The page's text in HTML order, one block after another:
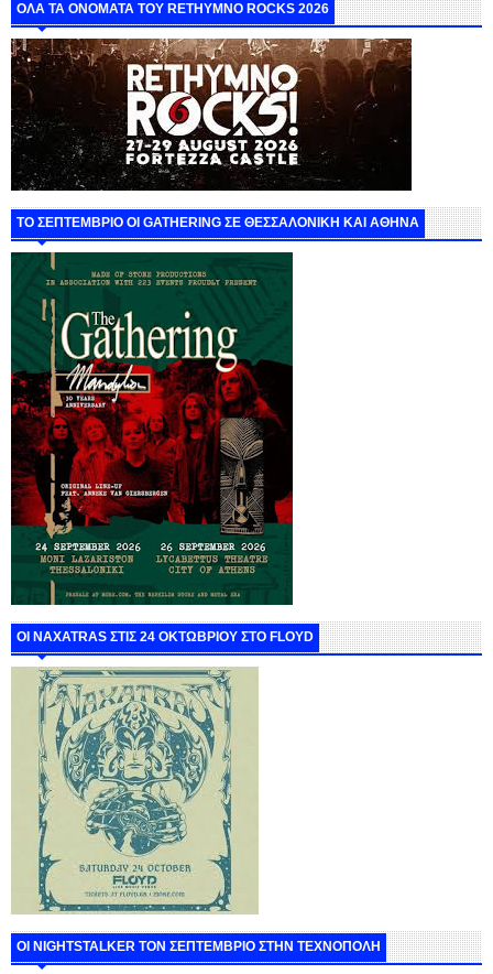
ΟΛΑ ΤΑ ΟΝΟΜΑΤΑ ΤΟΥ RETHYMNO ROCKS 2026
ΤΟ ΣΕΠΤΕΜΒΡΙΟ ΟΙ GATHERING ΣΕ ΘΕΣΣΑΛΟΝΙΚΗ ΚΑΙ ΑΘΗΝΑ
ΟΙ NAXATRAS ΣΤΙΣ 24 ΟΚΤΩΒΡΙΟΥ ΣΤΟ FLOYD
ΟΙ NIGHTSTALKER ΤΟΝ ΣΕΠΤΕΜΒΡΙΟ ΣΤΗΝ ΤΕΧΝΟΠΟΛΗ